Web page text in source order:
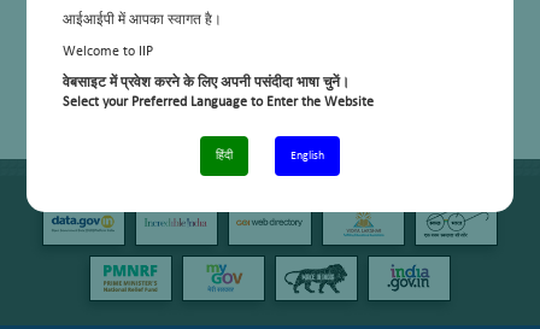
आईआईपी में आपका स्वागत है।
Welcome to IIP
वेबसाइट में प्रवेश करने के लिए अपनी पसंदीदा भाषा चुनें।
Select your Preferred Language to Enter the Website
हिंदी English